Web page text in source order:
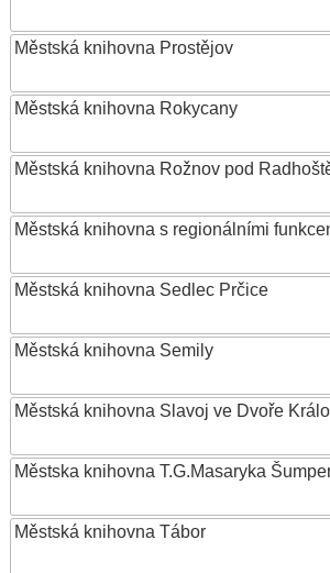
Městská knihovna Prostějov
Městská knihovna Rokycany
Městská knihovna Rožnov pod
Městská knihovna s regionálními
Městská knihovna Sedlec Prčice
Městská knihovna Semily
Městská knihovna Slavoj ve Dvoře
Městska knihovna T.G.Masaryka
Městská knihovna Tábor